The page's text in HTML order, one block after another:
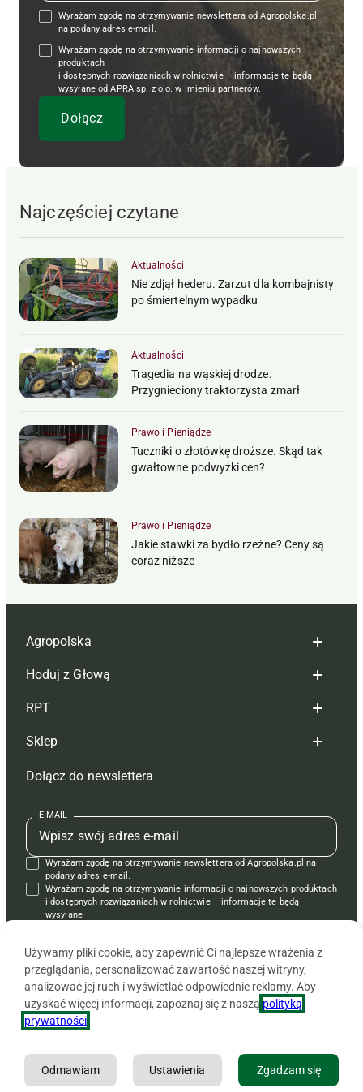
Wyrażam zgodę na otrzymywanie newslettera od Agropolska.pl
na podany adres e-mail.
Wyrażam zgodę na otrzymywanie informacji o najnowszych
produktach
i dostępnych rozwiązaniach w rolnictwie – informacje te będą
wysyłane od APRA sp. z o.o. w imieniu partnerów.
Najczęściej czytane
Aktualności
Nie zdjął hederu. Zarzut dla kombajnisty
po śmiertelnym wypadku
Aktualności
Tragedia na wąskiej drodze.
Przygnieciony traktorzysta zmarł
Prawo i Pieniądze
Tuczniki o złotówkę droższe. Skąd tak
gwałtowne podwyżki cen?
Prawo i Pieniądze
Jakie stawki za bydło rzeźne? Ceny są
coraz niższe
Agropolska
Redakcja
Reklama
Tagi
Mapa serwisu
Kontakt
Regulamin
Polityka prywatności
Hoduj z Głową
Hoduj z głową bydło
Hoduj z głową świnie
Prenumerata
Redakcja
Kontakt
Reklama
RPT
Redakcja
Prenumerata
Reklama
Kontakt
Krzyżówki
Sklep
Czasopisma i prenumerata
Książki
Regulamin
Dołącz do newslettera
E-MAIL
Wyrażam zgodę na otrzymywanie newslettera od Agropolska.pl na
podany adres e-mail.
Wyrażam zgodę na otrzymywanie informacji o najnowszych produktach
i dostępnych rozwiązaniach w rolnictwie – informacje te będą
wysyłane
Copyright © 2026 Agencja Promocji Rolnictwa i Agrobiznesu APRA
Używamy pliki cookie, aby zapewnić Ci najlepsze wrażenia z
przeglądania, personalizować zawartość naszej witryny,
analizować jej ruch i wyświetlać odpowiednie reklamy. Aby
uzyskać więcej informacji, zapoznaj się z naszą polityką
prywatności
Zgadzam się
Ustawienia
Odmawiam